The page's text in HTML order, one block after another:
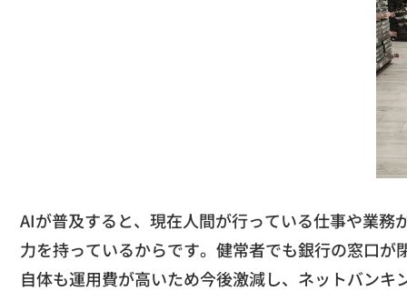
AIが普及すると、現在人間が行っている仕事や業
力を持っているからです。健常者でも銀行の窓口
自体も運用費が高いため今後激減し、ネットバン